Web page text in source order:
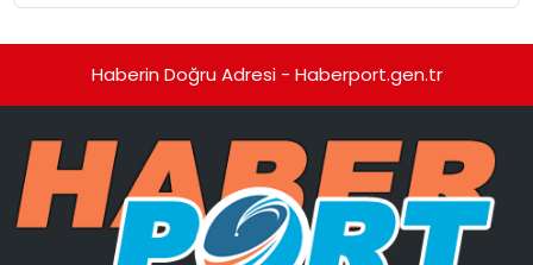
Haberin Doğru Adresi - Haberport.gen.tr